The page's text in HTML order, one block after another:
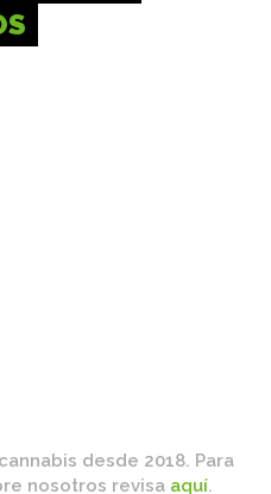
desde 2018. Para
nosotros revisa aquí.